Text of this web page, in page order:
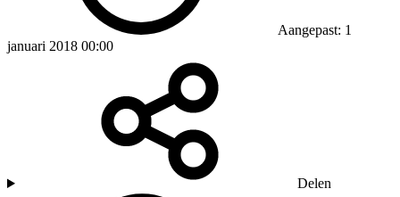
Aangepast: 1
januari 2018 00:00
Delen